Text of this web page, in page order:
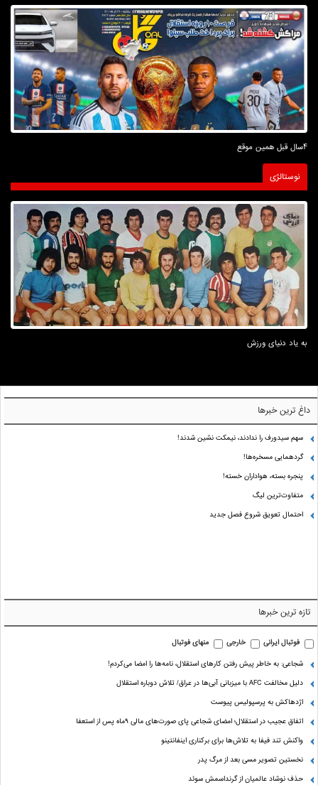
4سال قبل همین موقع
نوستالژی
به یاد دنیای ورزش
داغ ترین خبرها
سهم سیدورف را ندادند، نیمکت نشین شدند!
گردهمایی مسخره‌ها!
پنجره بسته، هواداران خسته!
متفاوت‌ترین لیگ
احتمال تعویق شروع فصل جدید
تازه ترین خبرها
فوتبال ایرانی خارجی
منهای فوتبال
شجاعی: به خاطر پیش رفتن کارهای استقلال، نامه‌ها را امضا می‌کردم!
دلیل مخالفت AFC با میزبانی آبی‌ها در عراق/ تلاش دوباره استقلال
اژدهاکش به پرسپولیس پیوست
اتفاق عجیب در استقلال؛ امضای شجاعی پای صورت‌های مالی ٩ماه پس از استعفا
واکنش تند فیفا به تلاش‌ها برای برکناری اینفانتینو
نخستین تصویر مسی بعد از مرگ پدر
حذف نوشاد عالمیان از گرنداسمش سوئد